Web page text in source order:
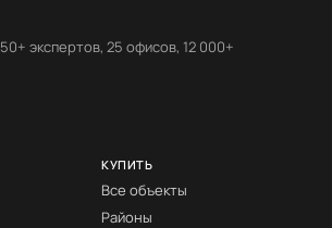
экспертов, 25 офисов, 12 000+
КУПИТЬ
Все объекты
Районы